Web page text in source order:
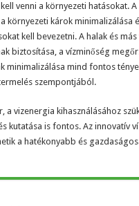
venni a környezeti hatásokat.
környezeti károk minimalizálása
kell bevezetni. A halak és
biztosítása, a vízminőség
minimalizálása mind fontos
szempontjából.
a vizenergia kihasználásához
kutatása is fontos. Az innovatív
a hatékonyabb és